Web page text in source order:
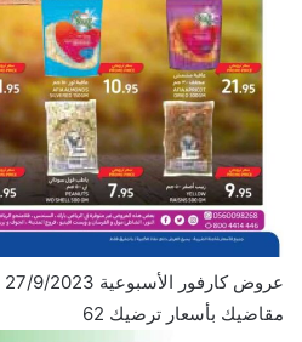
مقاضيك بأسعار ترضيك 62